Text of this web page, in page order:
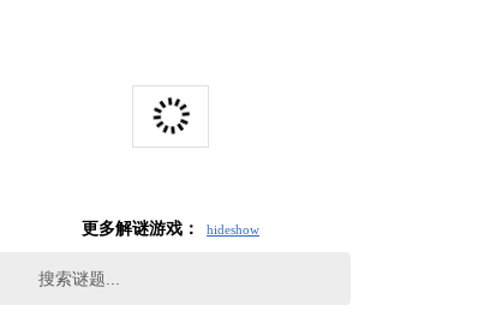
更多解谜游戏： hideshow